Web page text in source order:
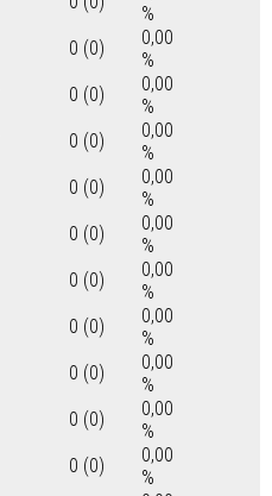
%
0 (0)
0,00
%
0 (0)
0,00
%
0 (0)
0,00
%
0 (0)
0,00
%
0 (0)
0,00
%
0 (0)
0,00
%
0 (0)
0,00
%
0 (0)
0,00
%
0 (0)
0,00
%
0 (0)
0,00
%